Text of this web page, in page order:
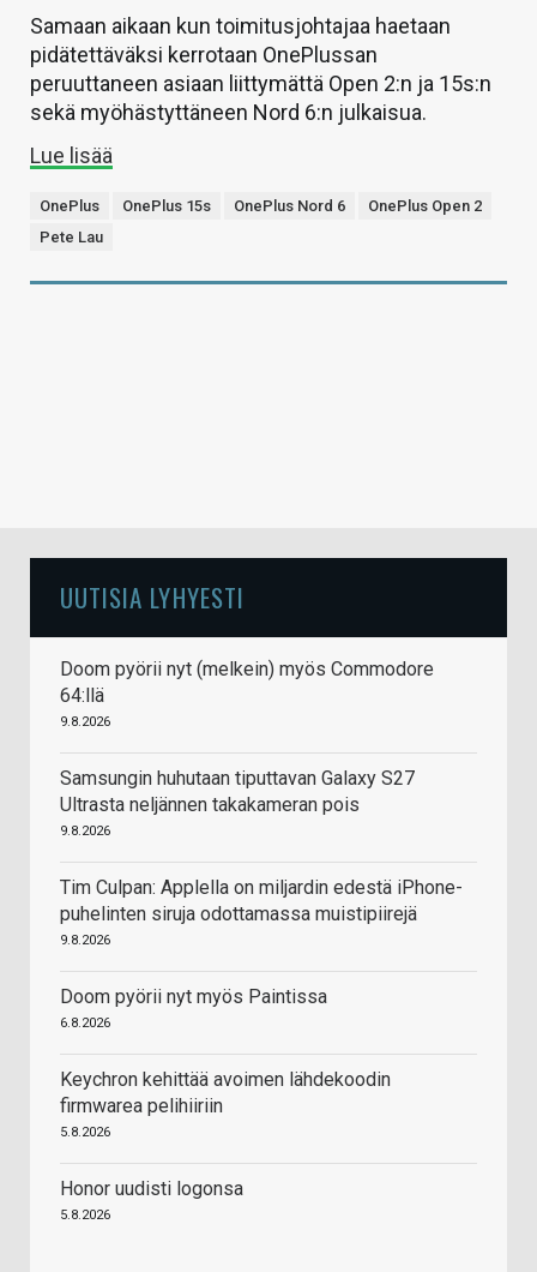
Samaan aikaan kun toimitusjohtajaa haetaan
pidätettäväksi kerrotaan OnePlussan
peruuttaneen asiaan liittymättä Open 2:n ja 15s:n
sekä myöhästyttäneen Nord 6:n julkaisua.
Lue lisää
OnePlus OnePlus 15s OnePlus Nord 6
OnePlus Open 2
Pete Lau
UUTISIA LYHYESTI
Doom pyörii nyt (melkein) myös Commodore
64:llä
9.8.2026
Samsungin huhutaan tiputtavan Galaxy S27
Ultrasta neljännen takakameran pois
9.8.2026
Tim Culpan: Applella on miljardin edestä iPhone-
puhelinten siruja odottamassa muistipiirejä
9.8.2026
Doom pyörii nyt myös Paintissa
6.8.2026
Keychron kehittää avoimen lähdekoodin
firmwarea pelihiiriin
5.8.2026
Honor uudisti logonsa
5.8.2026